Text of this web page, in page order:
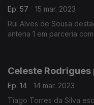
Ep. 57
15 mar. 2023
Rui Alves de Sousa
antena 1 em parceria
Celeste
Ep. 14
14 mar. 2023
Tiago Torres da Silva